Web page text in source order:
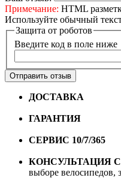
Примечание: HTML
Используйте обычный
Защита от роботов
Введите код в поле ниже
Отправить отзыв
ДОСТАВКА
ГАРАНТИЯ
СЕРВИС 10/7/365
КОНСУЛЬТАЦИЯ
выборе велосипедов,